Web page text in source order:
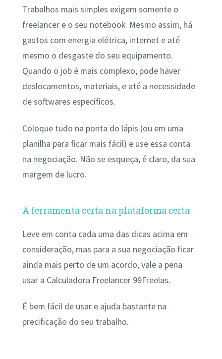
Trabalhos mais simples exigem somente o
freelancer e o seu notebook. Mesmo assim, há
gastos com energia elétrica, internet e até
mesmo o desgaste do seu equipamento.
Quando o job é mais complexo, pode haver
deslocamentos, materiais, e até a necessidade
de softwares específicos.
Coloque tudo na ponta do lápis (ou em uma
planilha para ficar mais fácil) e use essa conta
na negociação. Não se esqueça, é claro, da sua
margem de lucro.
A ferramenta certa na plataforma certa
Leve em conta cada uma das dicas acima em
consideração, mas para a sua negociação ficar
ainda mais perto de um acordo, vale a pena
usar a Calculadora Freelancer 99Freelas.
É bem fácil de usar e ajuda bastante na
precificação do seu trabalho.